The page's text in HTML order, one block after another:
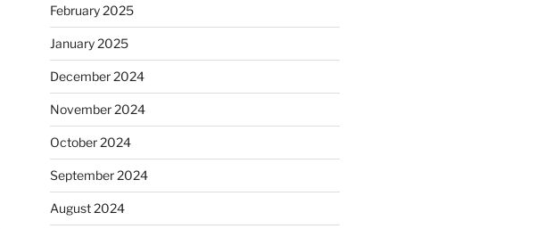
February 2025
January 2025
December 2024
November 2024
October 2024
September 2024
August 2024